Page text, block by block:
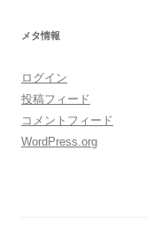
メタ情報
ログイン
投稿フィード
コメントフィード
WordPress.org